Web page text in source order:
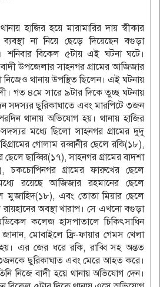
হাজির হয়ে মারামারির দায় স্বীকার
না নিয়ে ছেড়ে দিয়েছেন বগুড়া
শনিবার বিকেল ৫টায় এই ঘটনা ঘটে।
উপজেলার সাহনগর গ্রামের আজিজার
নিজেও থানায় উপস্থিত ছিলেন। এই ঘটনায়
গত ৪মে সারে ৯টার দিকে তুচ্ছ ঘটনায়
সদস্যর ছুরিকাঘাতে এবং মারপিটে ৩জন
থানায় অভিযোগ হয়। থানায় হাজির
মধ্যে ছিলো সাহনগর গ্রামের দুদু
গোলাম রব্বানীর ছেলে রকি(১৮),
ছেলে ছাব্বির(১৭), সাহনগর গ্রামের বাদশা
চকচোপিনগর গ্রামের ফারুখের ছেলে
রয়েছে আজিজার রহমানের ছেলে
মুজাহিদ(১৮), এবং তোতা মিয়ার ছেলে
অবস্থা খারাপ। সে এখনো বগুড়া
কলেজ হাসপাতালে চিকিৎসাধিন
মোবাইলে ফ্রি-ফায়ার গেমস খেলা
হয়। এর জের ধরে রকি, রাব্বি সহ অন্তত
ছুরিকাঘাত এবং মেরে আহত করে।
নিজে বাদী হয়ে থানায় অভিযোগ দেন।